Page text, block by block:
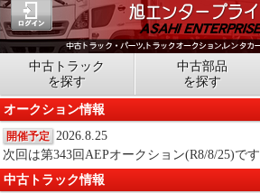
中古トラック
を探す
中古部品
を探す
オークション情報
開催予定
2026.8.25
次回は第343回AEPオークション(R8/8/25)です
中古トラック情報